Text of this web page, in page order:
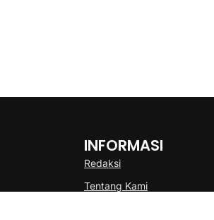
INFORMASI
Redaksi
Tentang Kami